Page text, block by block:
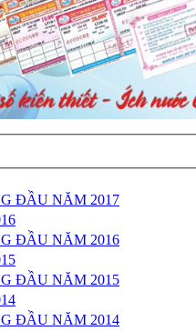
ĐẦU NĂM 2017
ĐẦU NĂM 2016
ĐẦU NĂM 2015
ĐẦU NĂM 2014